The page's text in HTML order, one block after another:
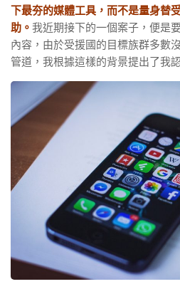
下最夯的媒體工具，而不是量身替
助。 我近期接下的一個案子，便是
內容，由於受援國的目標族群多數
管道，我根據這樣的背景提出了我